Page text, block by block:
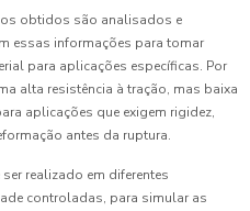
obtidos são analisados e
essas informações para tomar
para aplicações específicas. Por
alta resistência à tração, mas baixa
aplicações que exigem rigidez,
antes da ruptura.
realizado em diferentes
controladas, para simular as